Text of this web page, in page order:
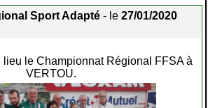
Sport Adapté - le 27/01/2020
le Championnat Régional FFSA à
VERTOU.